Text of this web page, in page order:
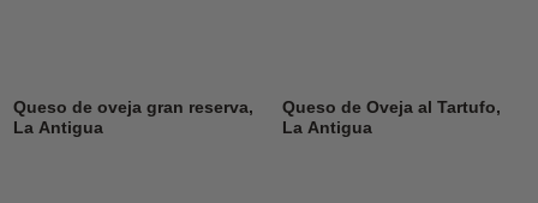
Queso de oveja gran reserva,
La Antigua
Queso de Oveja al Tartufo,
La Antigua